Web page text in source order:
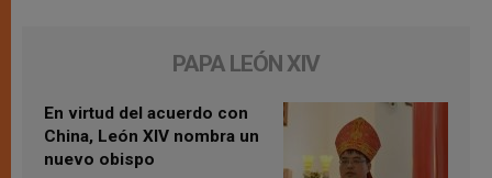
PAPA LEÓN XIV
En virtud del acuerdo con
China, León XIV nombra un
nuevo obispo